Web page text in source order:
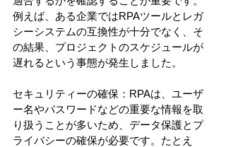
例えば、ある企業ではRPAツールとレガ
シーシステムの互換性が十分でなく、そ
の結果、プロジェクトのスケジュールが
遅れるという事態が発生しました。
セキュリティーの確保：RPAは、ユーザ
ー名やパスワードなどの重要な情報を取
り扱うことが多いため、データ保護とプ
ライバシーの確保が必要です。たとえ